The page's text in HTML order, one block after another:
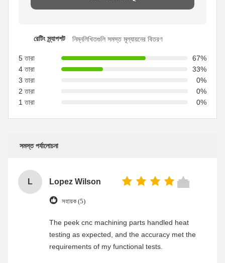
রেটিং স্ন্যাপশট নিম্নলিখিতগুলি সমস্ত মূল্যায়নের বিতরণ
5 তারা
67%
4 তারা
33%
3 তারা
0%
2 তারা
0%
1 তারা
0%
সমস্ত পর্যালোচনা
L Lopez Wilson
সহায়ক (5)
The peek cnc machining parts handled heat
testing as expected, and the accuracy met the
requirements of my functional tests.